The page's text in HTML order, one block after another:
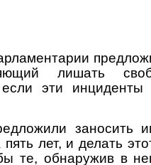
лишать
эти инциденты
заносить
лет, и делать
те, обнаружив в